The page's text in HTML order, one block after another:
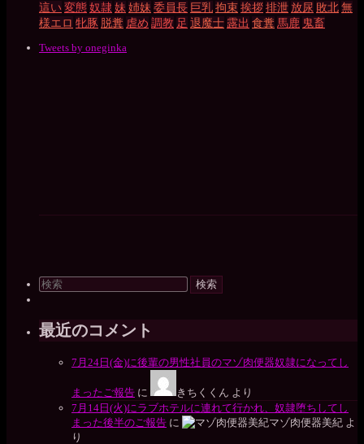
這い変態奴隷 妹姉妹委員長 巨乳拘束挨拶排泄 放尿 敗北無
様エロ 牝豚 脱糞 虐め 調教 足 退魔士 露出 食糞馬鹿 鬼畜
Tweets by oneginka
検
象:
最近のコメント
7月24日(金)に後輩の男性社員のマゾ肉便器奴隷になってし
まったご報告 に きちくくん より
7月14日(火)にラブホテルに連れて行かれ、奴隷堕ちしてし
まった後半のご報告 に マゾ肉便器美紀 よ
り